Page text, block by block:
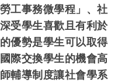
工事務微學程」、社
受學生喜歡且有利於
優勢是學生可以取得
際交換學生的機會高
輔導制度讓社會學系